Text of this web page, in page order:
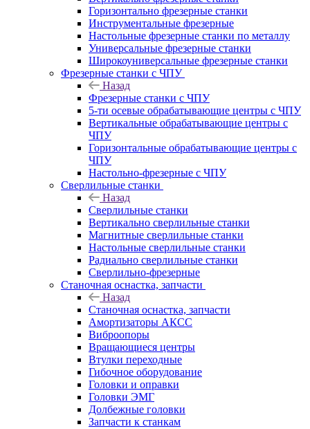
Горизонтально фрезерные станки
Инструментальные фрезерные
Настольные фрезерные станки по металлу
Универсальные фрезерные станки
Широкоуниверсальные фрезерные станки
Фрезерные станки с ЧПУ
Назад
Фрезерные станки с ЧПУ
5-ти осевые обрабатывающие центры с ЧПУ
Вертикальные обрабатывающие центры с
ЧПУ
Горизонтальные обрабатывающие центры с
ЧПУ
Настольно-фрезерные с ЧПУ
Сверлильные станки
Назад
Сверлильные станки
Вертикально сверлильные станки
Магнитные сверлильные станки
Настольные сверлильные станки
Радиально сверлильные станки
Сверлильно-фрезерные
Станочная оснастка, запчасти
Назад
Станочная оснастка, запчасти
Амортизаторы АКСС
Виброопоры
Вращающиеся центры
Втулки переходные
Гибочное оборудование
Головки и оправки
Головки ЭМГ
Долбежные головки
Запчасти к станкам